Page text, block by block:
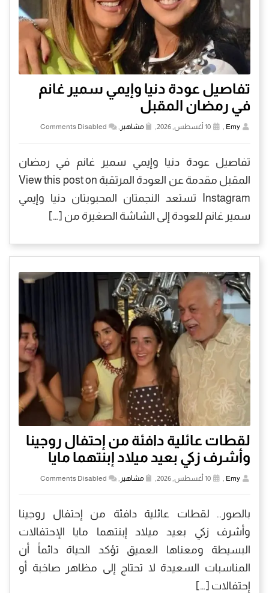
تفاصيل عودة دنيا وإيمي سمير غانم
في رمضان المقبل
Emy مشاهير Comments Disabled
تفاصيل عودة دنيا وإيمي سمير غانم في رمضان
المقبل مقدمة عن العودة المرتقبة View this post on
Instagram تستعد النجمتان المحبوبتان دنيا وإيمي
سمير غانم للعودة إلى الشاشة الصغيرة من […]
لقطات عائلية دافئة من إحتفال روجينا
وأشرف زكي بعيد ميلاد إبنتهما مايا
Emy
, مشاهير ,
Comments Disabled
بالصور.. لقطات عائلية دافئة من إحتفال روجينا
وأشرف زكي بعيد ميلاد إبنتهما مايا الإحتفالات
البسيطة ومعناها العميق تؤكد الحياة دائماً أن
المناسبات السعيدة لا تحتاج إلى مظاهر صاخبة أو
إحتفالات […]